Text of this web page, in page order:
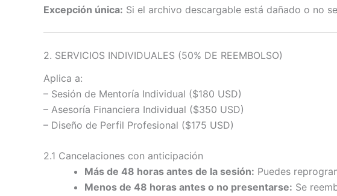
Excepción única: Si el archivo descargable está dañado o no
2. SERVICIOS INDIVIDUALES (50% DE REEMBOLSO)
Aplica a:
– Sesión de Mentoría Individual ($180 USD)
– Asesoría Financiera Individual ($350 USD)
– Diseño de Perfil Profesional ($175 USD)
2.1 Cancelaciones con anticipación
Más de 48 horas antes de la sesión: Puedes
Menos de 48 horas antes o no presentarse: Se